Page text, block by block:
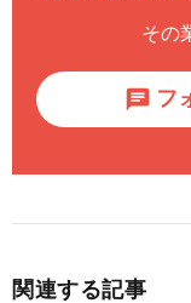
その
フ
関連する記事